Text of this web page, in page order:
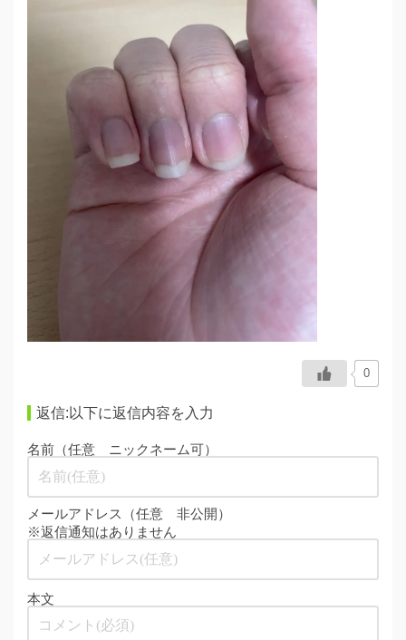
0
返信:以下に返信内容を入力
名前（任意 ニックネーム可）
メールアドレス（任意 非公開）
※返信通知はありません
本文